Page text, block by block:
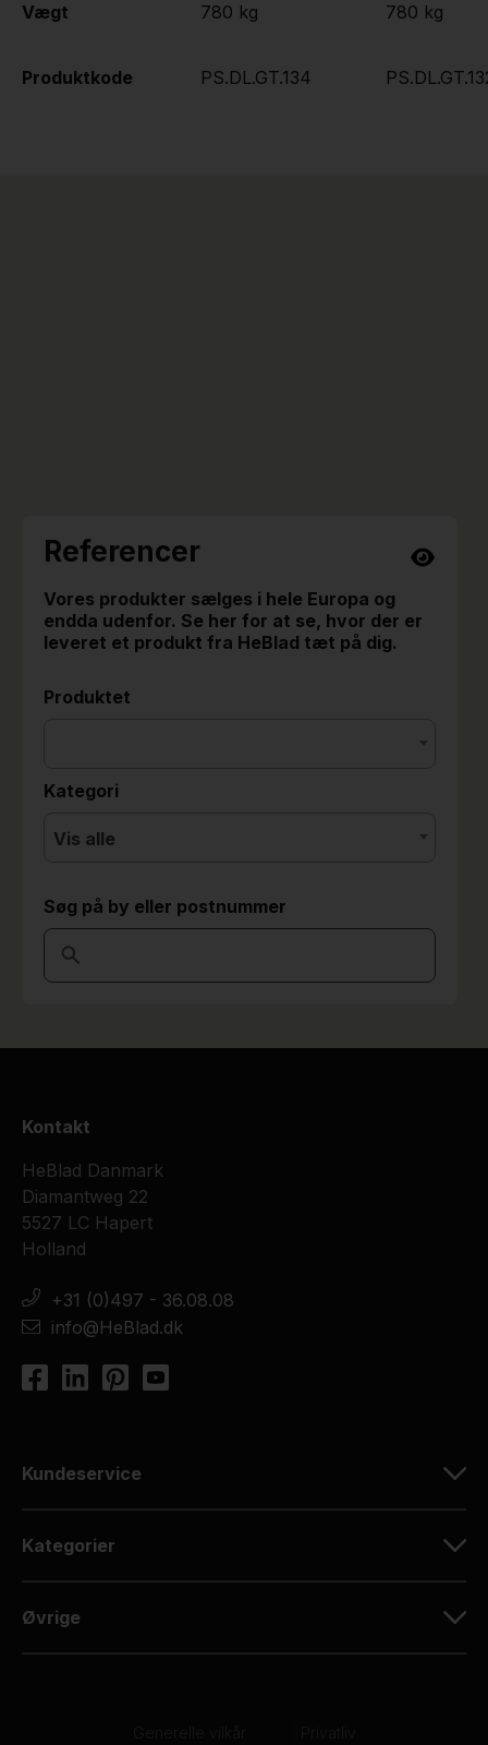
Vægt
Produktkode
780 kg
PS.DL.GT.134
780 kg
Referencer
Vores produkter sælges i hele Europa og
endda udenfor. Se her for at se, hvor der er
leveret et produkt fra HeBlad tæt på dig.
Produktet
Kategori
Vis alle
Søg på by eller postnummer
Kontakt
HeBlad Danmark
Diamantweg 22
5527 LC Hapert
Holland
+31 (0)497 - 36.08.08
info@HeBlad.dk
Kundeservice
Kategorier
Øvrige